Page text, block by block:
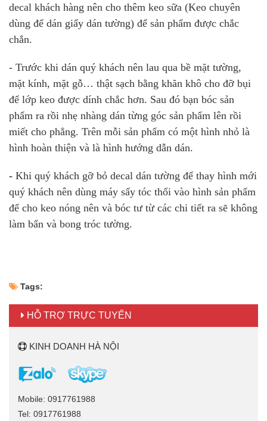
decal khách hàng nên cho thêm keo sữa (Keo chuyên
dùng để dán giấy dán tường) để sản phẩm được chắc
chắn.
- Trước khi dán quý khách nên lau qua bề mặt tường,
mặt kính, mặt gỗ… thật sạch bằng khăn khô cho đỡ bụi
để lớp keo được dính chắc hơn. Sau đó bạn bóc sản
phẩm ra rồi nhẹ nhàng dán từng góc sản phẩm lên rồi
miết cho phẳng. Trên mỗi sản phẩm có một hình nhỏ là
hình hoàn thiện và là hình hướng dẫn dán.
- Khi quý khách gỡ bỏ decal dán tường để thay hình mới
quý khách nên dùng máy sấy tóc thổi vào hình sản phẩm
để cho keo nóng nên và bóc tư từ các chi tiết ra sẽ không
làm bẩn và bong tróc tường.
Tags:
HỖ TRỢ TRỰC TUYẾN
KINH DOANH HÀ NỘI
Mobile: 0917761988
Tel: 0917761988